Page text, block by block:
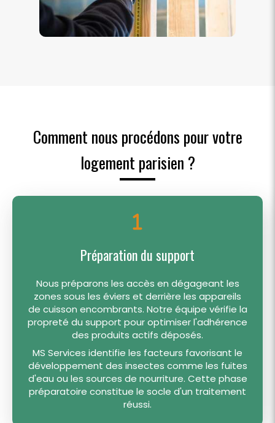
Comment nous procédons pour votre
logement parisien ?
Préparation du support
Nous préparons les accès en dégageant les
zones sous les éviers et derrière les appareils
de cuisson encombrants. Notre équipe vérifie la
propreté du support pour optimiser l'adhérence
des produits actifs déposés.
MS Services identifie les facteurs favorisant le
développement des insectes comme les fuites
d'eau ou les sources de nourriture. Cette phase
préparatoire constitue le socle d'un traitement
réussi.